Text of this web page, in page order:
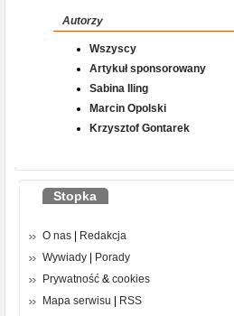
Autorzy
Wszyscy
Artykuł sponsorowany
Sabina Iling
Marcin Opolski
Krzysztof Gontarek
Stopka
O nas
Redakcja
Wywiady
Porady
Prywatność & cookies
Mapa serwisu
RSS